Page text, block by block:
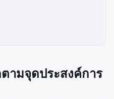
ามจุดประสงค์การ